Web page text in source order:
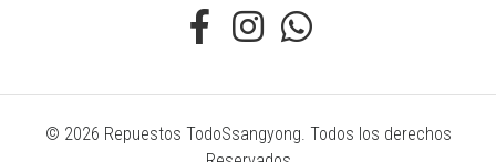
© 2026 Repuestos TodoSsangyong. Todos los derechos